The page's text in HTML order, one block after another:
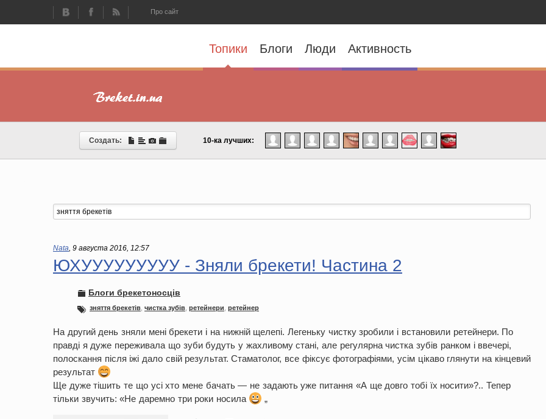
Про сайт
Топики Блоги Люди Активность
Создать: 10-ка лучших:
Nata, 9 августа 2016, 12:57
ЮХУУУУУУУУУ - Зняли брекети! Частина 2
Блоги брекетоносців
зняття брекетів чистка зубів ретейнери ретейнер
На другий день зняли мені брекети і на нижній щелепі. Легеньку чистку зробили і встановили ретейнери. По
правді я дуже переживала що зуби будуть у жахливому стані, але регулярна чистка зубів ранком і ввечері,
полоскання після іжі дало свій результат. Стаматолог, все фіксує фотографіями, усім цікаво глянути на кінцевий
результат
Ще дуже тішить те що усі хто мене бачать — не задають уже питання «А ще довго тобі їх носити»?.. Тепер
тільки звучить: «Не даремно три роки носила
„